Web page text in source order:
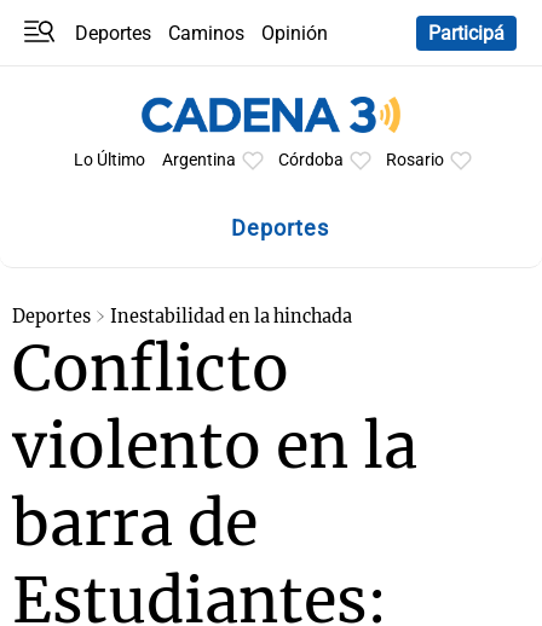
Deportes Caminos
Opinión
Participá
Lo Último Argentina Córdoba Rosario
Deportes
Deportes Inestabilidad en la hinchada
Conflicto
violento en la
barra de
Estudiantes: